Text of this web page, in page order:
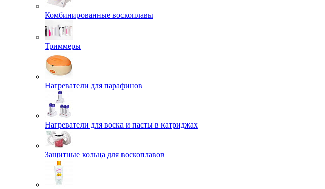
Комбинированные воскоплавы
Триммеры
Нагреватели для парафинов
Нагреватели для воска и пасты в катриджах
Защитные кольца для воскоплавов